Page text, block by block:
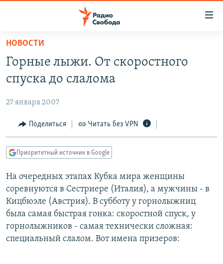
упрощенного
доступа
основному
Вернутся
главной
навигации
Вернутся
поиску
ПОДКАСТЫ
АВТОРСКИЕ ПРОЕКТЫ
ЦИТАТЫ СВОБОДЫ
МНЕНИЯ
IDEL.РЕАЛИИ
КАВКАЗ.РЕАЛИИ
СЕВЕР.РЕАЛИИ
СИБИРЬ.РЕАЛИИ
РАСПИСАНИЕ ВЕЩАНИЯ
НОВОСТИ
Горные лыжи. От скоростного
спуска до слалома
27 января 2007
Поделиться Читать без VPN
Приоритетный источник в Google
На очередных этапах Кубка мира женщины
соревнуются в Сестриере (Италия), а мужчины - в
Кицбюэле (Австрия). В субботу у горнолыжниц
была самая быстрая гонка: скоростной спуск, у
горнолыжников - самая технически сложная:
специальный слалом. Вот имена призеров: